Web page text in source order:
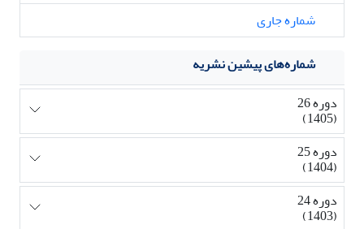
شماره جاری
شماره‌های پیشین نشریه
دوره 26
(1405)
دوره 25
(1404)
دوره 24
(1403)